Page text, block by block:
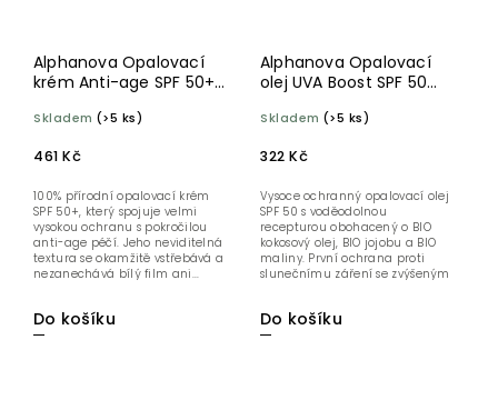
Alphanova Opalovací
krém Anti-age SPF 50+
Skladem (>5 ks)
461 Kč
Do košíku
100% přírodní opalovací krém
SPF 50+, který spojuje velmi
vysokou ochranu s pokročilou
anti-age péčí. Jeho neviditelná
textura se okamžitě vstřebává a
nezanechává bílý film ani...
Alphanova Opalovací
olej UVA Boost SPF 50
Skladem (>5 ks)
322 Kč
Do košíku
Vysoce ochranný opalovací olej
SPF 50 s voděodolnou
recepturou obohacený o BIO
kokosový olej, BIO jojobu a BIO
maliny. První ochrana proti
slunečnímu záření se zvýšeným